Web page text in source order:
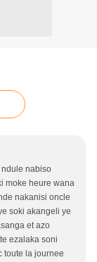
ndule nabiso
moke heure wana
nakanisi oncle
soki akangeli ye
et azo
ezalaka soni
toute la journee